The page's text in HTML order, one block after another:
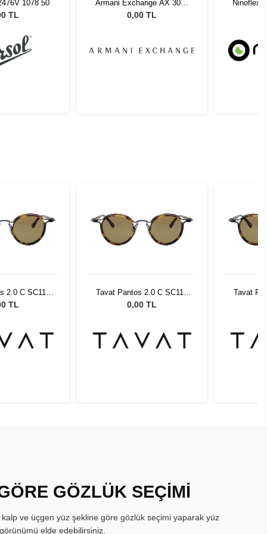
1078 50
TL
Armani Exchange AX 3055
8273 55
0,00 TL
Ninoflex
2.0 C SC117
SI
TL
Tavat Pantos 2.0 C SC117
CPL DHM SI
0,00 TL
Tavat
GÖZLÜK SEÇİMİ
ve üçgen yüz şekline göre gözlük seçimi yaparak yüz
elde edebilirsiniz.